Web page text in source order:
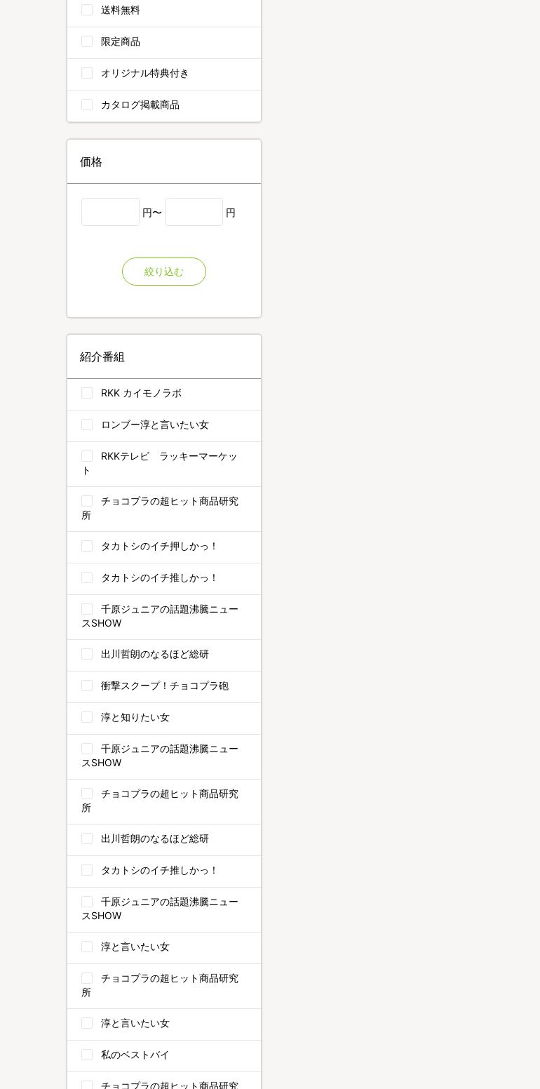
送料無料
限定商品
オリジナル特典付き
カタログ掲載商品
価格
円〜 円
絞り込む
紹介番組
RKK カイモノラボ
ロンブー淳と言いたい女
RKKテレビ ラッキーマーケッ
ト
チョコプラの超ヒット商品研究
所
タカトシのイチ押しかっ！
タカトシのイチ推しかっ！
千原ジュニアの話題沸騰ニュー
スSHOW
出川哲朗のなるほど総研
衝撃スクープ！チョコプラ砲
淳と知りたい女
千原ジュニアの話題沸騰ニュー
スSHOW
チョコプラの超ヒット商品研究
所
出川哲朗のなるほど総研
タカトシのイチ推しかっ！
千原ジュニアの話題沸騰ニュー
スSHOW
淳と言いたい女
チョコプラの超ヒット商品研究
所
淳と言いたい女
私のベストバイ
チョコプラの超ヒット商品研究